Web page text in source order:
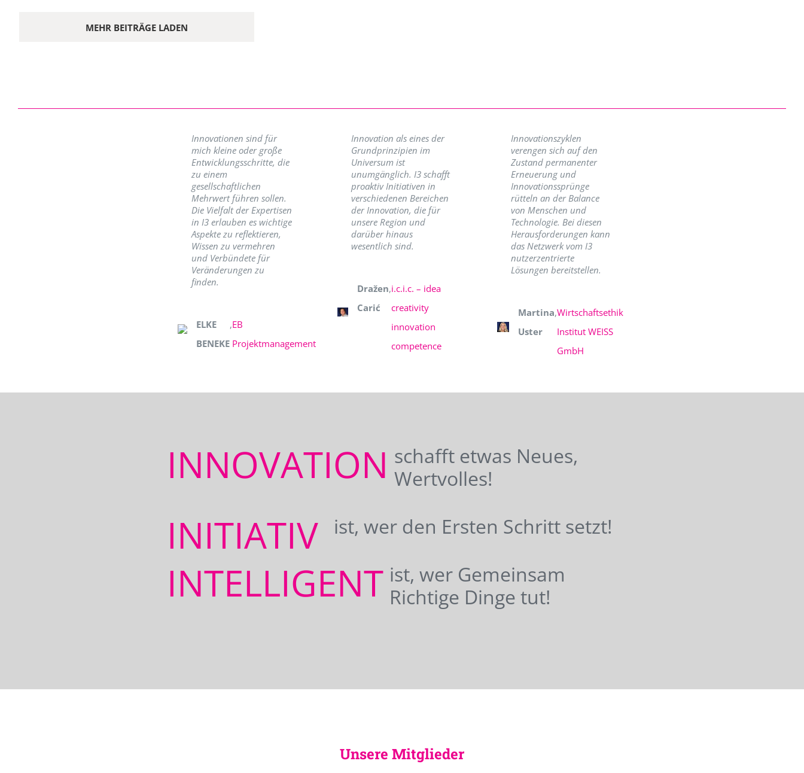
MEHR BEITRÄGE LADEN
Innovationen sind für
mich kleine oder große
Entwicklungsschritte, die
zu einem
gesellschaftlichen
Mehrwert führen sollen.
Die Vielfalt der Expertisen
in I3 erlauben es wichtige
Aspekte zu reflektieren,
Wissen zu vermehren
und Verbündete für
Veränderungen zu
finden.
ELKE
BENEKE
,EB
Projektmanagement
Innovation als eines der
Grundprinzipien im
Universum ist
unumgänglich. I3 schafft
proaktiv Initiativen in
verschiedenen Bereichen
der Innovation, die für
unsere Region und
darüber hinaus
wesentlich sind.
Dražen
Carić
,i.c.i.c. – idea
creativity
innovation
competence
Innovationszyklen
verengen sich auf den
Zustand permanenter
Erneuerung und
Innovationssprünge
rütteln an der Balance
von Menschen und
Technologie. Bei diesen
Herausforderungen kann
das Netzwerk vom I3
nutzerzentrierte
Lösungen bereitstellen.
Martina
Uster
,Wirtschaftsethik
Institut WEISS
GmbH
INNOVATION schafft etwas Neues,
Wertvolles!
INITIATIV ist, wer den Ersten Schritt setzt!
INTELLIGENT ist, wer Gemeinsam
Richtige Dinge tut!
Unsere Mitglieder